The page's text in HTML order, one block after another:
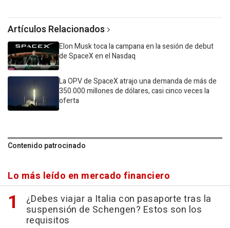
Artículos Relacionados
Elon Musk toca la campana en la sesión de debut
de SpaceX en el Nasdaq
La OPV de SpaceX atrajo una demanda de más de
350.000 millones de dólares, casi cinco veces la
oferta
Contenido patrocinado
Lo más leído en mercado financiero
¿Debes viajar a Italia con pasaporte tras la
suspensión de Schengen? Estos son los
requisitos